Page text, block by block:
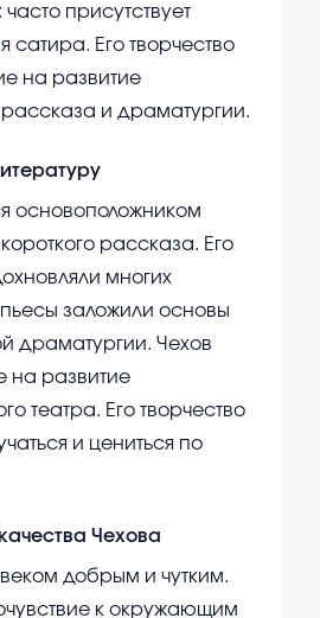
присутствует
сатира. Его творчество
на развитие
и драматургии.
основоположником
рассказа. Его
многих
пьесы заложили основы
драматургии. Чехов
на развитие
театра. Его творчество
и цениться по
Чехова
добрым и чутким.
к окружающим